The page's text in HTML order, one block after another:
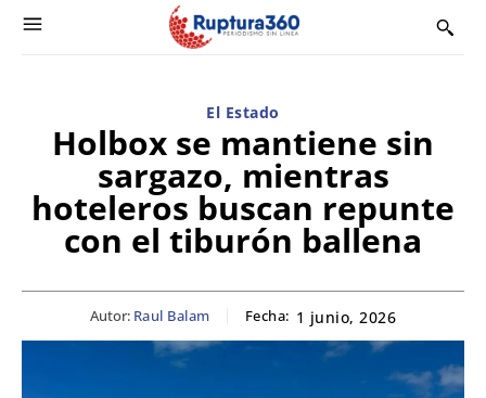
El Estado
Holbox se mantiene sin
sargazo, mientras
hoteleros buscan repunte
con el tiburón ballena
Autor: Raul Balam Fecha: 1 junio, 2026